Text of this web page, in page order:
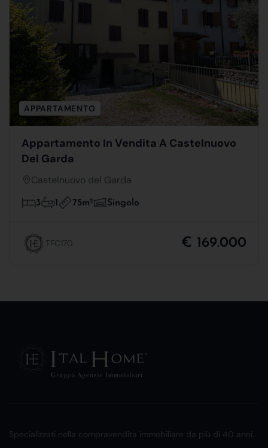
APPARTAMENTO
Appartamento In Vendita A Castelnuovo
Del Garda
Castelnuovo del Garda
3 1 75m2 Singolo
TFC170 € 169.000
Specializzati nella compravendita immobiliare da più di 40 anni.